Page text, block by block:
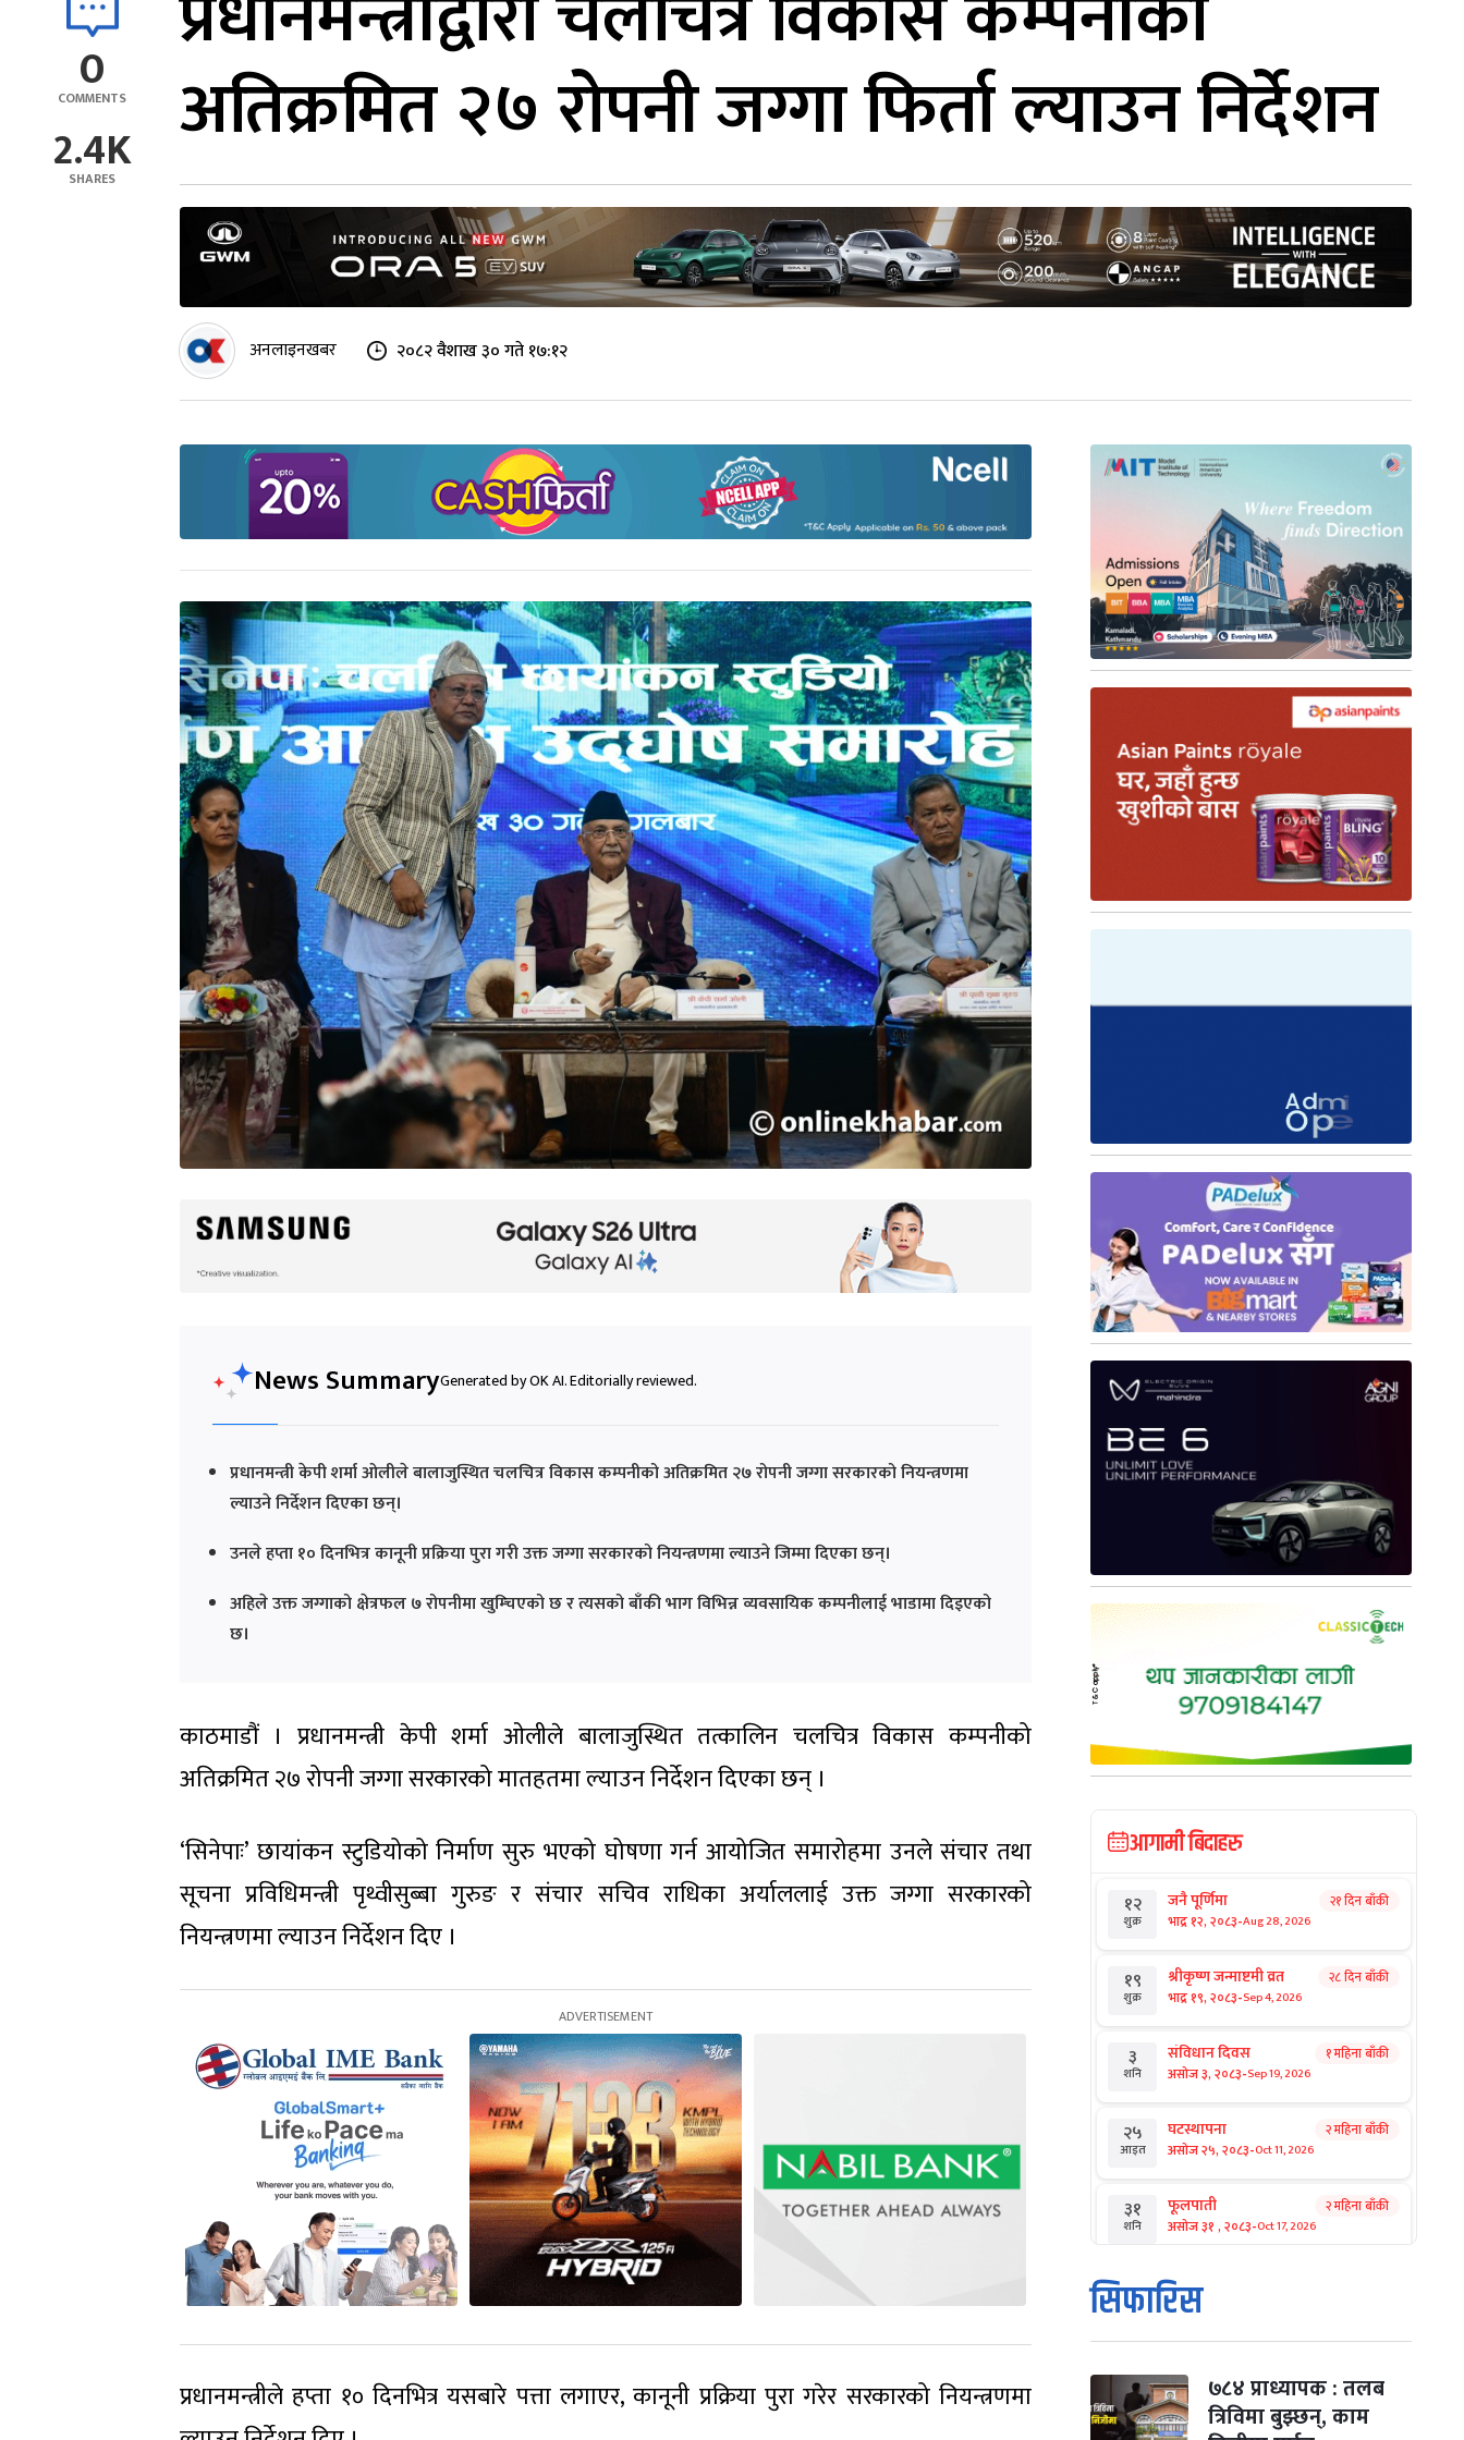
0
COMMENTS
2.4K
SHARES
अतिक्रमित २७ रोपनी जग्गा फिर्ता ल्याउन निर्देशन
अनलाइनखबर २०८२ वैशाख ३० गते १७:१२
News SummaryGenerated by OK AI. Editorially reviewed.
प्रधानमन्त्री केपी शर्मा ओलीले बालाजुस्थित चलचित्र विकास कम्पनीको अतिक्रमित २७ रोपनी जग्गा सरकारको नियन्त्रणमा
ल्याउने निर्देशन दिएका छन्।
उनले हप्ता १० दिनभित्र कानूनी प्रक्रिया पुरा गरी उक्त जग्गा सरकारको नियन्त्रणमा ल्याउने जिम्मा दिएका छन्।
अहिले उक्त जग्गाको क्षेत्रफल ७ रोपनीमा खुम्चिएको छ र त्यसको बाँकी भाग विभिन्न व्यवसायिक कम्पनीलाई भाडामा दिइएको
छ।
काठमाडौं । प्रधानमन्त्री केपी शर्मा ओलीले बालाजुस्थित तत्कालिन चलचित्र विकास कम्पनीको
अतिक्रमित २७ रोपनी जग्गा सरकारको मातहतमा ल्याउन निर्देशन दिएका छन् ।
‘सिनेपाः’ छायांकन स्टुडियोको निर्माण सुरु भएको घोषणा गर्न आयोजित समारोहमा उनले संचार तथा
सूचना प्रविधिमन्त्री पृथ्वीसुब्बा गुरुङ र संचार सचिव राधिका अर्याललाई उक्त जग्गा सरकारको
नियन्त्रणमा ल्याउन निर्देशन दिए ।
प्रधानमन्त्रीले हप्ता १० दिनभित्र यसबारे पत्ता लगाएर, कानूनी प्रक्रिया पुरा गरेर सरकारको नियन्त्रणमा
आगामी बिदाहरु
१२
शुक्र
जनै पूर्णिमा
भाद्र १२, २०८३-Aug 28, 2026
२१ दिन बाँकी
१९
शुक्र
श्रीकृष्ण जन्माष्टमी व्रत
भाद्र १९, २०८३-Sep 4, 2026
२८ दिन बाँकी
३
शनि
संविधान दिवस
असोज ३, २०८३-Sep 19, 2026
१ महिना बाँकी
२५
आइत
घटस्थापना
असोज २५, २०८३-Oct 11, 2026
२ महिना बाँकी
३१
शनि
फूलपाती
असोज ३१ , २०८३-Oct 17, 2026
२ महिना बाँकी
१
आइत
कार्तिक सङ्क्रान्ति
कार्तिक १, २०८३
मंगल कार्तिक ३, २०८३ -Oct 20, 2026
विजयादशमी
सिफारिस
७८४ प्राध्यापक : तलब
त्रिविमा बुझ्छन्, काम